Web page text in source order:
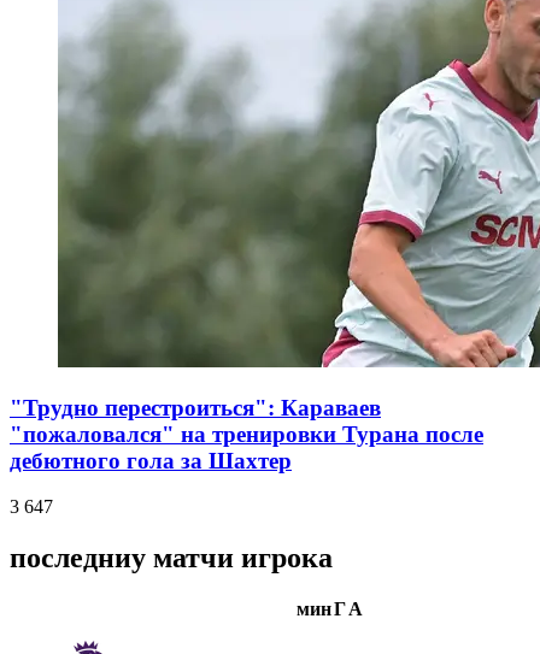
"Трудно перестроиться": Караваев
"пожаловался" на тренировки Турана после
дебютного гола за Шахтер
3 647
последниу матчи игрока
минГА